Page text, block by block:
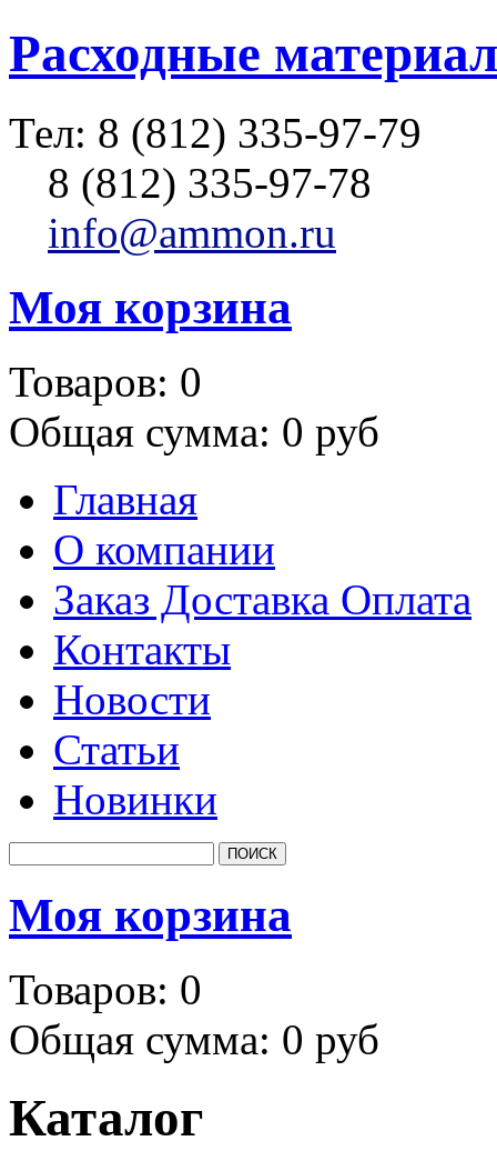
Расходные
Тел: 8 (812) 335-97-79
8 (812) 335-97-78
info@ammon.ru
Моя корзина
Товаров: 0
Общая сумма: 0 руб
Главная
О компании
Заказ Доставка Оплата
Контакты
Новости
Статьи
Новинки
Моя корзина
Товаров: 0
Общая сумма: 0 руб
Каталог